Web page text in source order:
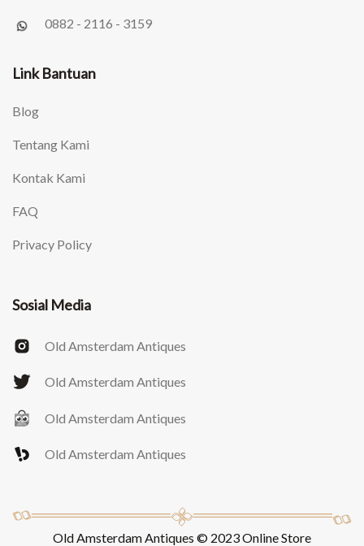
0882 - 2116 - 3159
Link Bantuan
Blog
Tentang Kami
Kontak Kami
FAQ
Privacy Policy
Sosial Media
Old Amsterdam Antiques
Old Amsterdam Antiques
Old Amsterdam Antiques
Old Amsterdam Antiques
Old Amsterdam Antiques © 2023 Online Store